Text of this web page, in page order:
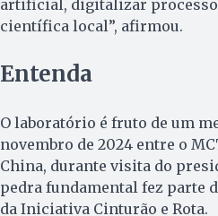
artificial, digitalizar
científica local”, afirmou.
Entenda
O laboratório é fruto de um
novembro de 2024 entre o
China, durante visita do
pedra fundamental fez parte
da Iniciativa Cinturão e Rota.